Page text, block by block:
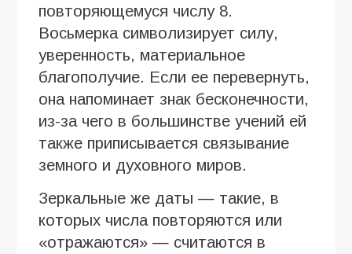
повторяющемуся числу 8.
Восьмерка символизирует силу,
уверенность, материальное
благополучие. Если ее перевернуть,
она напоминает знак бесконечности,
из-за чего в большинстве учений ей
также приписывается связывание
земного и духовного миров.
Зеркальные же даты — такие, в
которых числа повторяются или
«отражаются» — считаются в